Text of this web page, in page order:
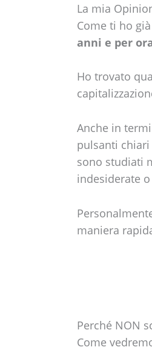
La mia
Come ti ho
anni e per
Ho trovato
Anche in
pulsanti chiari
sono studiati
indesiderate
maniera
Perché NON
Come